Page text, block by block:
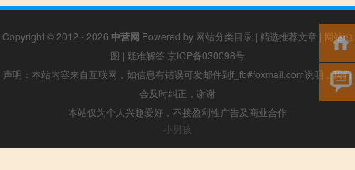
Copyright © 2012 - 2026 中营网 Powered by 网站分类目录 | 精选推荐文章 | 网站地
图 | 疑难解答 京ICP备030098号
声明：本站内容来自互联网，如信息有错误可发邮件到f_fb#foxmail.com说明，我们
会及时纠正，谢谢
本站仅为个人兴趣爱好，不接盈利性广告及商业合作
小男孩